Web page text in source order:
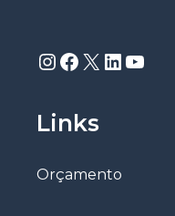
Instagram
Facebook
X
Links
Orçamento